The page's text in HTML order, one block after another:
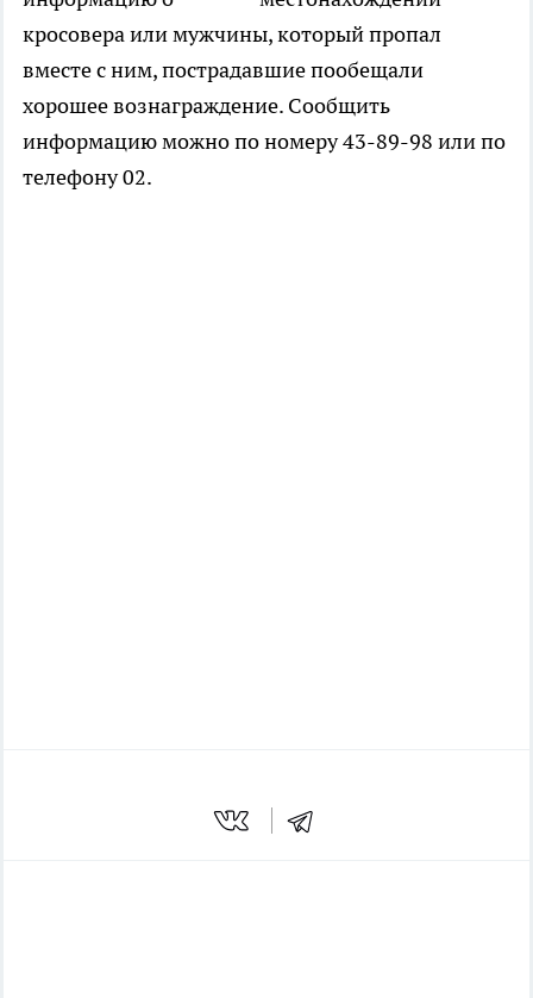
кросовера или мужчины, который пропал
вместе с ним, пострадавшие пообещали
хорошее вознаграждение. Сообщить
информацию можно по номеру 43-89-98 или по
телефону 02.